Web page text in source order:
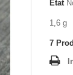
État
1,6 g
7